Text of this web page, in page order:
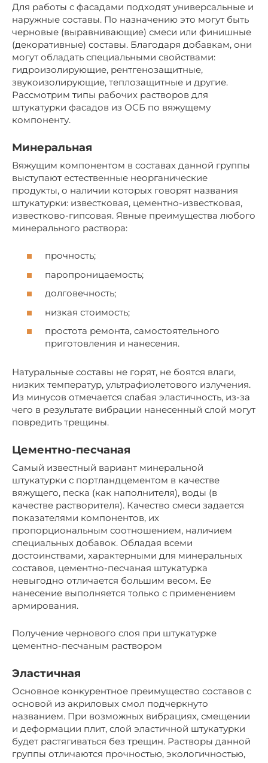
Для работы с фасадами подходят универсальные и
наружные составы. По назначению это могут быть
черновые (выравнивающие) смеси или финишные
(декоративные) составы. Благодаря добавкам, они
могут обладать специальными свойствами:
гидроизолирующие, рентгенозащитные,
звукоизолирующие, теплозащитные и другие.
Рассмотрим типы рабочих растворов для
штукатурки фасадов из ОСБ по вяжущему
компоненту.
Минеральная
Вяжущим компонентом в составах данной группы
выступают естественные неорганические
продукты, о наличии которых говорят названия
штукатурки: известковая, цементно-известковая,
известково-гипсовая. Явные преимущества любого
минерального раствора:
прочность;
паропроницаемость;
долговечность;
низкая стоимость;
простота ремонта, самостоятельного
приготовления и нанесения.
Натуральные составы не горят, не боятся влаги,
низких температур, ультрафиолетового излучения.
Из минусов отмечается слабая эластичность, из-за
чего в результате вибрации нанесенный слой могут
повредить трещины.
Цементно-песчаная
Самый известный вариант минеральной
штукатурки с портландцементом в качестве
вяжущего, песка (как наполнителя), воды (в
качестве растворителя). Качество смеси задается
показателями компонентов, их
пропорциональным соотношением, наличием
специальных добавок. Обладая всеми
достоинствами, характерными для минеральных
составов, цементно-песчаная штукатурка
невыгодно отличается большим весом. Ее
нанесение выполняется только с применением
армирования.
Получение чернового слоя при штукатурке
цементно-песчаным раствором
Эластичная
Основное конкурентное преимущество составов с
основой из акриловых смол подчеркнуто
названием. При возможных вибрациях, смещении
и деформации плит, слой эластичной штукатурки
будет растягиваться без трещин. Растворы данной
группы отличаются прочностью, экологичностью,